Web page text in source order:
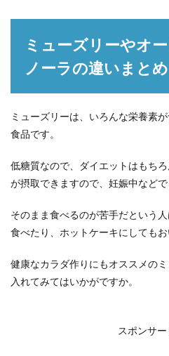
ミューズリーやオ
ノーラの違いまとめ
ミューズリーは、いろんな栄養素
食品です。
低糖質なので、ダイエットはもち
が摂取できますので、妊娠中などで
そのまま食べるのが苦手だという
食べたり、ホットケーキにしてもお
健康なカラダ作りにもオススメの
入れてみてはいかがですか。
スポンサー